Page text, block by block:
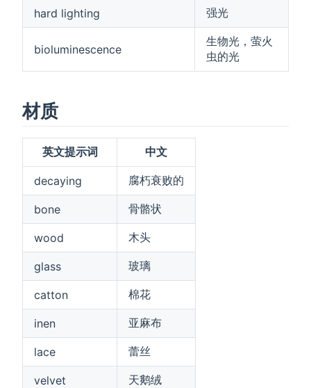
hard lighting 强光
bioluminescence
生物光，萤火
虫的光
材质
英文提示词 中文
decaying 腐朽衰败的
bone 骨骼状
wood 木头
glass 玻璃
catton 棉花
inen 亚麻布
lace 蕾丝
velvet 天鹅绒